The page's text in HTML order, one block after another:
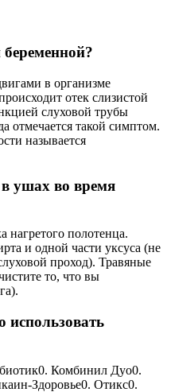
в организме
отек слизистой
слуховой трубы
отмечается такой симптом.
называется
ушах во время
нагретого полотенца.
и одной части уксуса (не
проход). Травяные
то, что вы
Комбинил Дуо0.
Здоровье0. Отикс0.